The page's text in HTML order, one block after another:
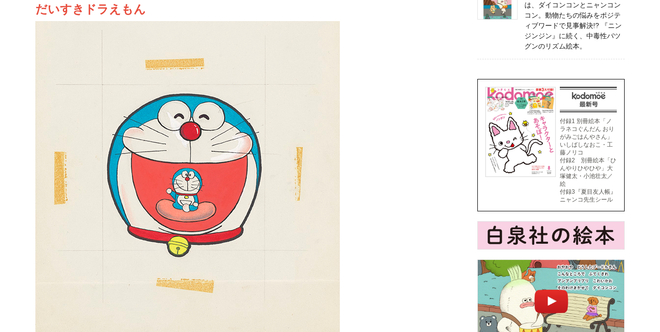
だいすきドラえもん
は、ダイコンコンとニャンコン
コン。動物たちの悩みをポジテ
ィブワードで見事解決!? 『ニン
ジンジン』に続く、中毒性バツ
グンのリズム絵本。
付録1 別冊絵本「ノ
ラネコぐんだん おり
がみごはんやさん」
いしばしなおこ・工
藤ノリコ
付録2 別冊絵本「ひ
んやりひやひや」大
塚健太・小池壮太／
絵
付録3『夏目友人帳』
ニャンコ先生シール